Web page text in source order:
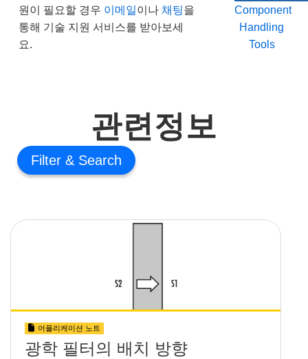
원이 필요할 경우 이메일이나 채팅을
통해 기술 지원 서비스를 받아보세
요.
Component
Handling
Tools
관련정보
Filter
어플리케이션 노트
광학 필터의 배치 방향